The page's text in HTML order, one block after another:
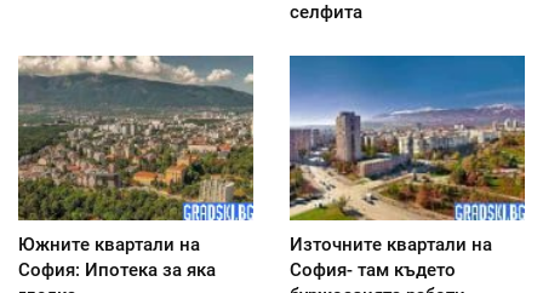
селфита
Южните квартали на
София: Ипотека за яка
Източните квартали на
София- там където